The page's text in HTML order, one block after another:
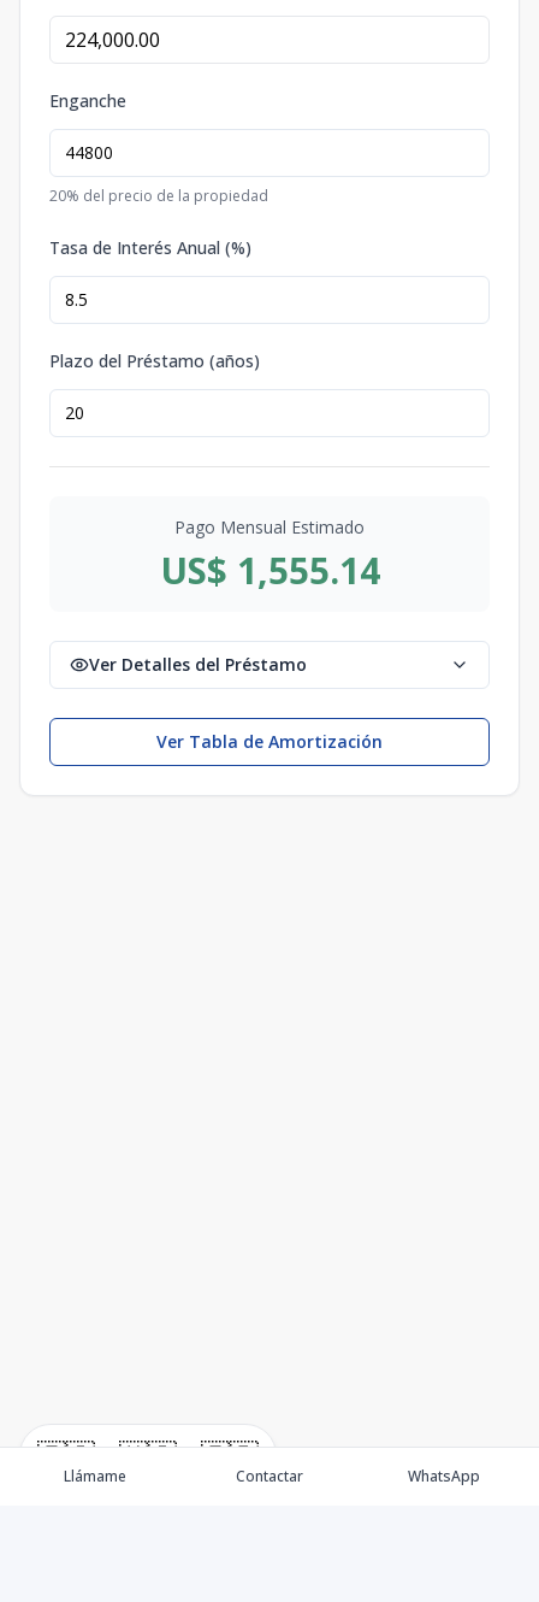
🇪🇸 🇺🇸 🇫🇷
Enganche
20% del precio de la propiedad
Tasa de Interés Anual (%)
Plazo del Préstamo (años)
Pago Mensual Estimado
US$ 1,555.14
Ver Detalles del Préstamo
Ver Tabla de Amortización
Llámame Contactar WhatsApp